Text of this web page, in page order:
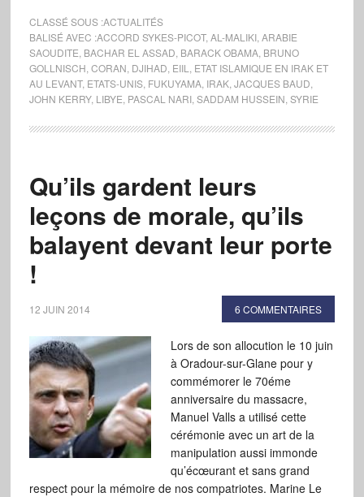
CLASSÉ SOUS :ACTUALITÉS
BALISÉ AVEC :ACCORD SYKES-PICOT, AL-MALIKI, ARABIE
SAOUDITE BACHAR EL ASSAD BARACK OBAMA, BRUNO
GOLLNISCH CORAN DJIHAD EIIL
ETAT ISLAMIQUE EN IRAK ET
AU LEVANT, ETATS-UNIS, FUKUYAMA, IRAK, JACQUES BAUD
JOHN KERRY, LIBYE PASCAL NARI, SADDAM HUSSEIN SYRIE
Qu’ils gardent leurs
leçons de morale, qu’ils
balayent devant leur porte
!
12 JUIN 2014 6 COMMENTAIRES
Lors de son allocution le 10 juin
à Oradour-sur-Glane pour y
commémorer le 70éme
anniversaire du massacre,
Manuel Valls a utilisé cette
cérémonie avec un art de la
manipulation aussi immonde
qu’écœurant et sans grand
respect pour la mémoire de nos compatriotes. Marine Le